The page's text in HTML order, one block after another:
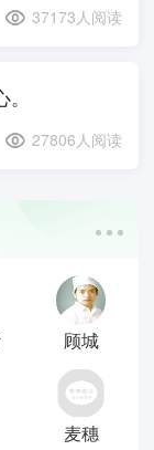
37173人阅读
27806人阅读
顾城
麦穗